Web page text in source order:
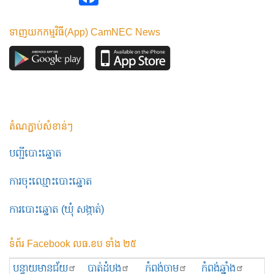
ទាញយកកម្មវិធី(App) CamNEC News
តំណភ្ជាប់សំខាន់ៗ
បញ្ជីបោះឆ្នោត
ការចុះឈ្មោះបោះឆ្នោត
ការបោះឆ្នោត (ឃុំ សង្កាត់)
ទំព័រ Facebook លធ.ខប ទាំង ២៥
បន្ទាយមានជ័យ បាត់ដំបង កំពង់ចាម កំពង់ឆ្នាំង